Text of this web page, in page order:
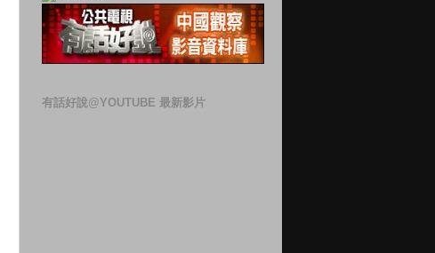
有話好說@YOUTUBE 最新影片